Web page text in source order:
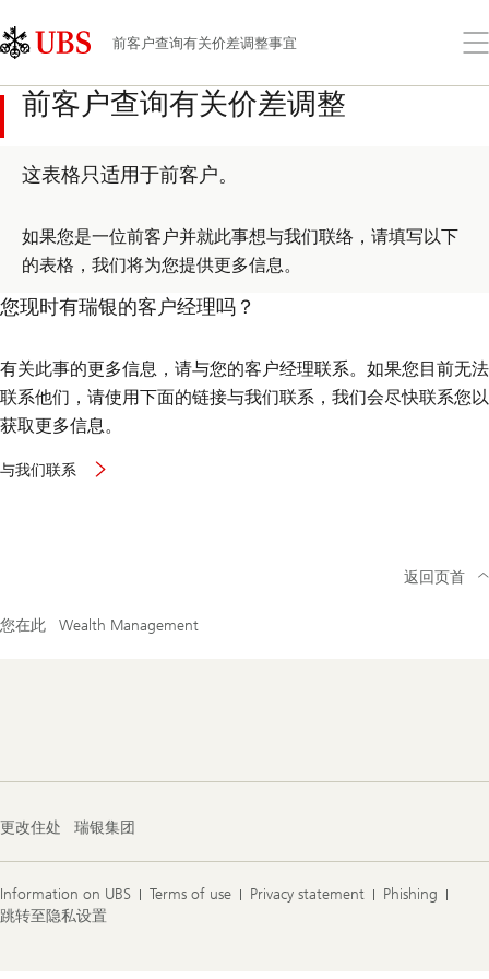
Links
Area
前客户查询有关价差调整事宜
打
菜
前客户查询有关价差调整
这表格只适用于前客户。
如果您是一位前客户并就此事想与我们联络，请填写以下
的表格，我们将为您提供更多信息。
您现时有瑞银的客户经理吗？
有关此事的更多信息，请与您的客户经理联系。如果您目前无法
联系他们，请使用下面的链接与我们联系，我们会尽快联系您以
获取更多信息。
与我们联系
您在此 Wealth Management
返回页首
更改住处 瑞银集团
Information on UBS Terms of use Privacy statement
Phishing
跳转至隐私设置